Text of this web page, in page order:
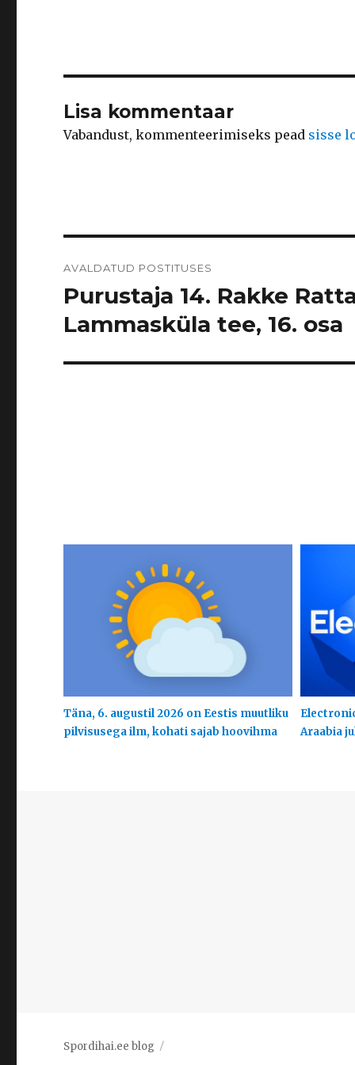
Lisa kommentaar
Vabandust, kommenteerimiseks pead sisse
AVALDATUD POSTITUSES
Purustaja 14. Rakke
Lammasküla tee, 16. osa
Täna, 6. augustil 2026 on Eestis muutliku
pilvisusega ilm, kohati sajab hoovihma
Araabia
Spordihai.ee blog